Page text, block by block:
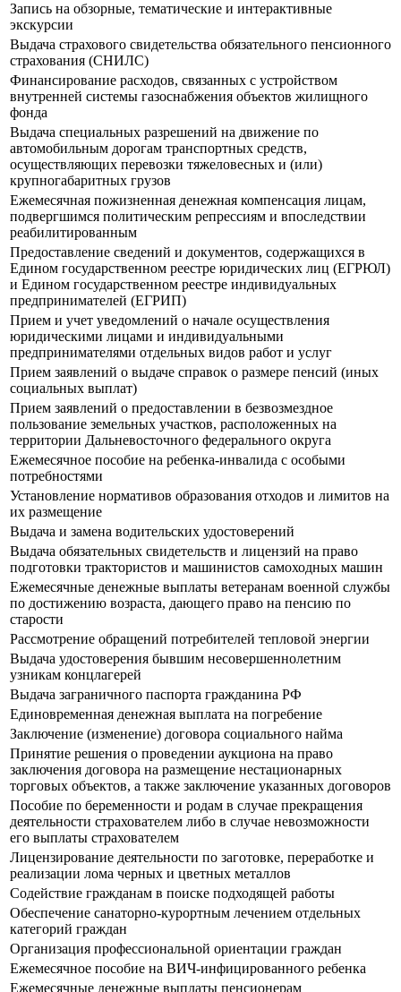
Запись на обзорные, тематические и интерактивные
экскурсии
Выдача страхового свидетельства обязательного пенсионного
страхования (СНИЛС)
Финансирование расходов, связанных с устройством
внутренней системы газоснабжения объектов жилищного
фонда
Выдача специальных разрешений на движение по
автомобильным дорогам транспортных средств,
осуществляющих перевозки тяжеловесных и (или)
крупногабаритных грузов
Ежемесячная пожизненная денежная компенсация лицам,
подвергшимся политическим репрессиям и впоследствии
реабилитированным
Предоставление сведений и документов, содержащихся в
Едином государственном реестре юридических лиц (ЕГРЮЛ)
и Едином государственном реестре индивидуальных
предпринимателей (ЕГРИП)
Прием и учет уведомлений о начале осуществления
юридическими лицами и индивидуальными
предпринимателями отдельных видов работ и услуг
Прием заявлений о выдаче справок о размере пенсий (иных
социальных выплат)
Прием заявлений о предоставлении в безвозмездное
пользование земельных участков, расположенных на
территории Дальневосточного федерального округа
Ежемесячное пособие на ребенка-инвалида с особыми
потребностями
Установление нормативов образования отходов и лимитов на
их размещение
Выдача и замена водительских удостоверений
Выдача обязательных свидетельств и лицензий на право
подготовки трактористов и машинистов самоходных машин
Ежемесячные денежные выплаты ветеранам военной службы
по достижению возраста, дающего право на пенсию по
старости
Рассмотрение обращений потребителей тепловой энергии
Выдача удостоверения бывшим несовершеннолетним
узникам концлагерей
Выдача заграничного паспорта гражданина РФ
Единовременная денежная выплата на погребение
Заключение (изменение) договора социального найма
Принятие решения о проведении аукциона на право
заключения договора на размещение нестационарных
торговых объектов, а также заключение указанных договоров
Пособие по беременности и родам в случае прекращения
деятельности страхователем либо в случае невозможности
его выплаты страхователем
Лицензирование деятельности по заготовке, переработке и
реализации лома черных и цветных металлов
Содействие гражданам в поиске подходящей работы
Обеспечение санаторно-курортным лечением отдельных
категорий граждан
Организация профессиональной ориентации граждан
Ежемесячное пособие на ВИЧ-инфицированного ребенка
Ежемесячные денежные выплаты пенсионерам